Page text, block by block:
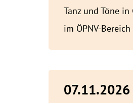
Tanz und Töne
im ÖPNV-Bereich